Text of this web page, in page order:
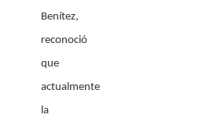
Benítez,
reconoció
que
actualmente
la